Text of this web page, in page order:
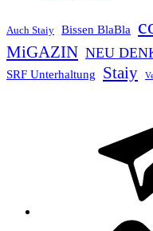
Auch Staiy Bissen BlaBla
MiGAZIN NEU
SRF Unterhaltung Staiy